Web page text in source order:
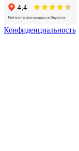
Конфиденциальность